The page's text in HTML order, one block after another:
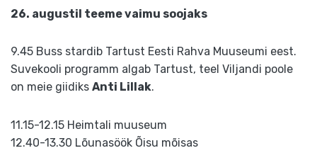
26. augustil teeme vaimu soojaks
9.45 Buss stardib Tartust Eesti Rahva Muuseumi eest.
Suvekooli programm algab Tartust, teel Viljandi poole
on meie giidiks Anti Lillak.
11.15-12.15 Heimtali muuseum
12.40-13.30 Lõunasöök Õisu mõisas